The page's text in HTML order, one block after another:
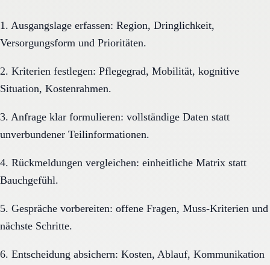
1. Ausgangslage erfassen: Region, Dringlichkeit,
Versorgungsform und Prioritäten.
2. Kriterien festlegen: Pflegegrad, Mobilität, kognitive
Situation, Kostenrahmen.
3. Anfrage klar formulieren: vollständige Daten statt
unverbundener Teilinformationen.
4. Rückmeldungen vergleichen: einheitliche Matrix statt
Bauchgefühl.
5. Gespräche vorbereiten: offene Fragen, Muss-Kriterien und
nächste Schritte.
6. Entscheidung absichern: Kosten, Ablauf, Kommunikation